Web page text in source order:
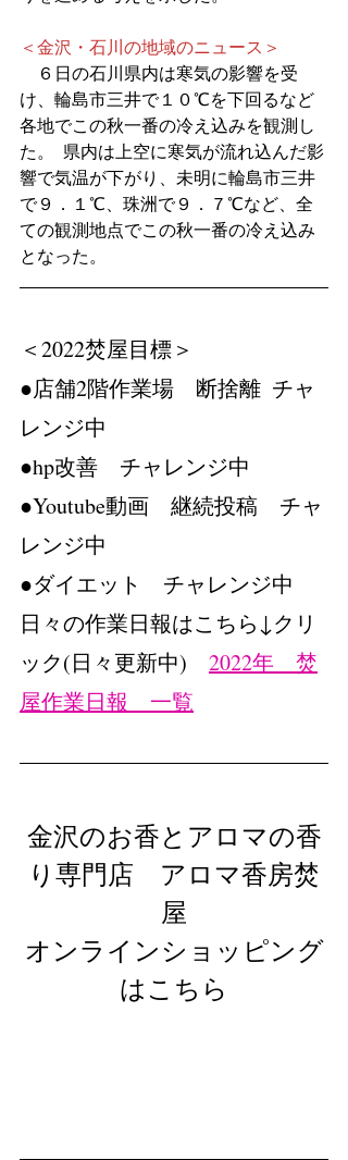
＜金沢・石川の地域のニュース＞
６日の石川県内は寒気の影響を受
け、輪島市三井で１０℃を下回るなど
各地でこの秋一番の冷え込みを観測し
た。  県内は上空に寒気が流れ込んだ影
響で気温が下がり、未明に輪島市三井
で９．１℃、珠洲で９．７℃など、全
ての観測地点でこの秋一番の冷え込み
となった。
＜2022焚屋目標＞
●店舗2階作業場　断捨離  チャ
レンジ中
●hp改善　チャレンジ中
●Youtube動画　継続投稿　チャ
レンジ中
●ダイエット　チャレンジ中
日々の作業日報はこちら↓クリ
ック(日々更新中) 2022年　焚
屋作業日報　一覧
金沢のお香とアロマの香
り専門店　アロマ香房焚
屋
オンラインショッピング
はこちら